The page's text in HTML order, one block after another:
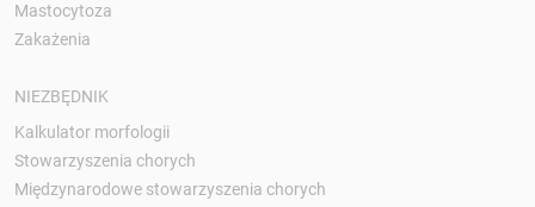
Mastocytoza
Zakażenia
NIEZBĘDNIK
Kalkulator morfologii
Stowarzyszenia chorych
Międzynarodowe stowarzyszenia chorych